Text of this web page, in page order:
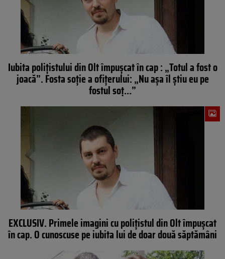
Iubita poliţistului din Olt împuşcat în cap : „Totul a fost o
joacă”. Fosta soţie a ofiţerului: „Nu aşa îl ştiu eu pe
fostul soţ…”
EXCLUSIV. Primele imagini cu poliţistul din Olt împuşcat
în cap. O cunoscuse pe iubita lui de doar două săptămâni